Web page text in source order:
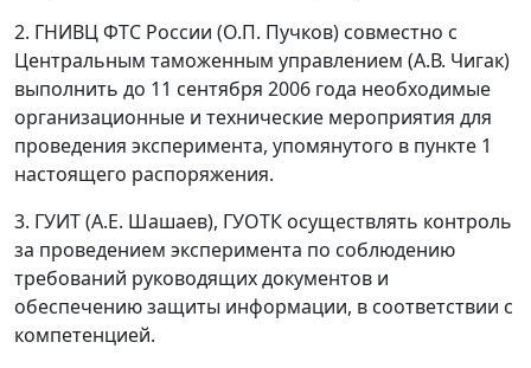
2. ГНИВЦ ФТС России (О.П. Пучков) совместно с
Центральным таможенным управлением (А.В. Чигак)
выполнить до 11 сентября 2006 года необходимые
организационные и технические мероприятия для
проведения эксперимента, упомянутого в пункте 1
настоящего распоряжения.
3. ГУИТ (А.Е. Шашаев), ГУОТК осуществлять контроль
за проведением эксперимента по соблюдению
требований руководящих документов и
обеспечению защиты информации, в соответствии с
компетенцией.